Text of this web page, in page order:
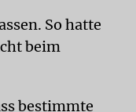
So hatte
beim
bestimmte